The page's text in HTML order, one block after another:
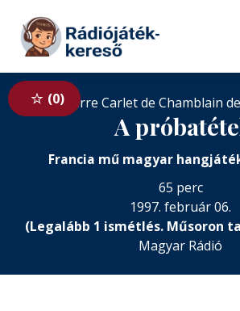
Tovább a tartalomhoz
0Pierre Carlet de Chamblain
A
Francia mű magyar
65 perc
1997. február 06.
(Legalább 1 ismétlés. Műsoron
Magyar Rádió